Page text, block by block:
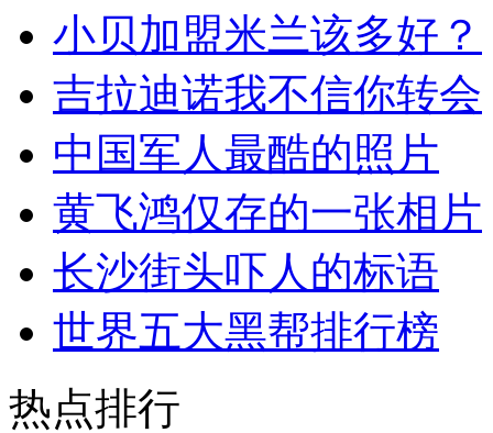
小贝加盟米兰该多好？
吉拉迪诺我不信你转会
中国军人最酷的照片
黄飞鸿仅存的一张相片
长沙街头吓人的标语
世界五大黑帮排行榜
热点排行